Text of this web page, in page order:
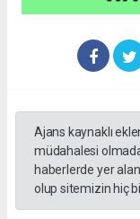
Ajans kaynaklı
müdahalesi
haberlerde yer
olup sitemizin hiç